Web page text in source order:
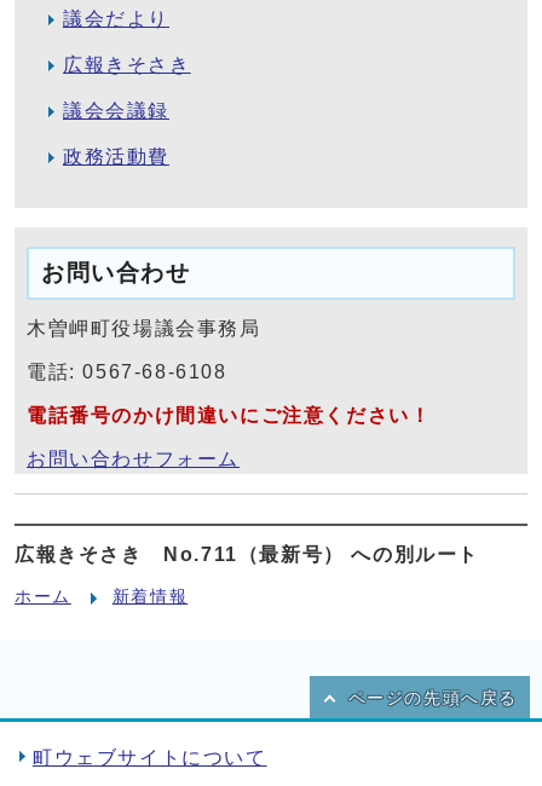
議会だより
広報きそさき
議会会議録
政務活動費
お問い合わせ
木曽岬町役場議会事務局
電話: 0567-68-6108
電話番号のかけ間違いにご注意ください！
お問い合わせフォーム
広報きそさき No.711（最新号） への別ルート
ホーム 新着情報
ページの先頭へ戻る
町ウェブサイトについて